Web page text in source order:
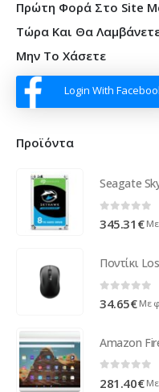
Πρώτη Φορά Στο Site
Τώρα Και Θα
Μην Το Χάσετε
Login With
Προϊόντα
0 out of 5
345.31 €
34.65€ Με
281.40€